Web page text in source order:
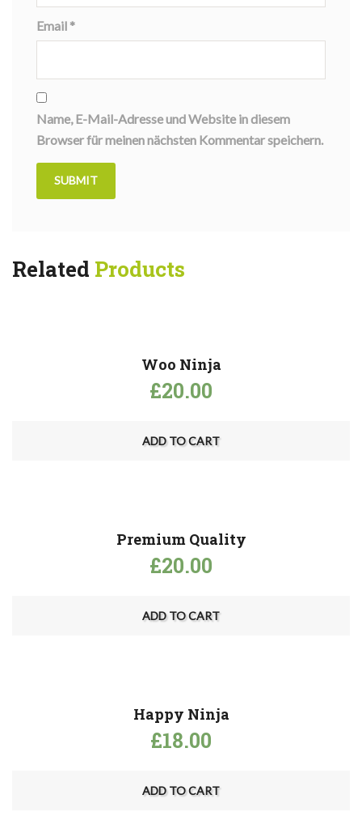
Email *
Name, E-Mail-Adresse und Website in diesem
Browser für meinen nächsten Kommentar speichern.
Related Products
Woo Ninja
£20.00
ADD TO CART
Premium Quality
£20.00
ADD TO CART
Happy Ninja
£18.00
ADD TO CART